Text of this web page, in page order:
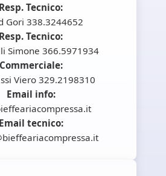
Resp. Tecnico:
Gori 338.3244652
Resp. Tecnico:
Simone 366.5971934
Commerciale:
Viero 329.2198310
Email info:
Email tecnico: